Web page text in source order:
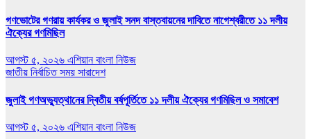
গণভোটের গণরায় কার্যকর ও জুলাই সনদ বাস্তবায়নের দাবিতে নাগেশ্বরীতে ১১ দলীয়
ঐক্যের গণমিছিল
আগস্ট ৫, ২০২৬ এশিয়ান বাংলা নিউজ
জাতীয় নির্বাচিত সময় সারাদেশ
জুলাই গণঅভ্যুত্থানের দ্বিতীয় বর্ষপূর্তিতে ১১ দলীয় ঐক্যের গণমিছিল ও সমাবেশ
আগস্ট ৫, ২০২৬ এশিয়ান বাংলা নিউজ